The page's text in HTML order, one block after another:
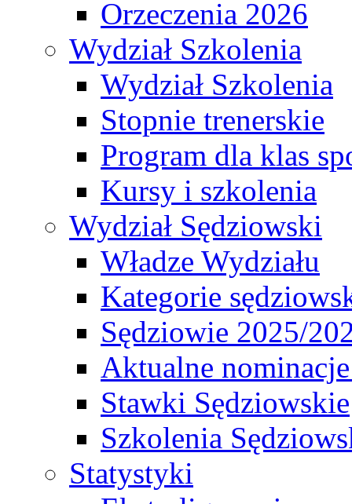
Orzeczenia 2026
Wydział Szkolenia
Wydział Szkolenia
Stopnie trenerskie
Program dla klas
Kursy i szkolenia
Wydział Sędziowski
Władze Wydziału
Kategorie
Sędziowie 2025/
Aktualne
Stawki Sędziowskie
Szkolenia
Statystyki